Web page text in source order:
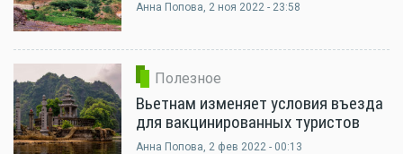
Анна Попова, 2 ноя 2022 - 23:58
Полезное
Вьетнам изменяет условия въезда
для вакцинированных туристов
Анна Попова, 2 фев 2022 - 00:13